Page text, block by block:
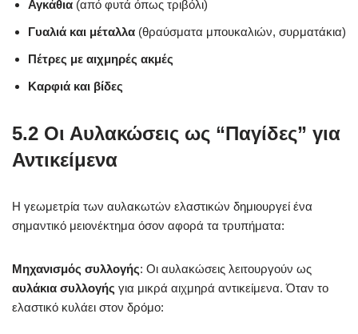
Αγκάθια (από φυτά όπως τριβόλι)
Γυαλιά και μέταλλα (θραύσματα μπουκαλιών, συρματάκια)
Πέτρες με αιχμηρές ακμές
Καρφιά και βίδες
5.2 Οι Αυλακώσεις ως “Παγίδες” για
Αντικείμενα
Η γεωμετρία των αυλακωτών ελαστικών δημιουργεί ένα
σημαντικό μειονέκτημα όσον αφορά τα τρυπήματα:
Μηχανισμός συλλογής: Οι αυλακώσεις λειτουργούν ως
αυλάκια συλλογής για μικρά αιχμηρά αντικείμενα. Όταν το
ελαστικό κυλάει στον δρόμο: